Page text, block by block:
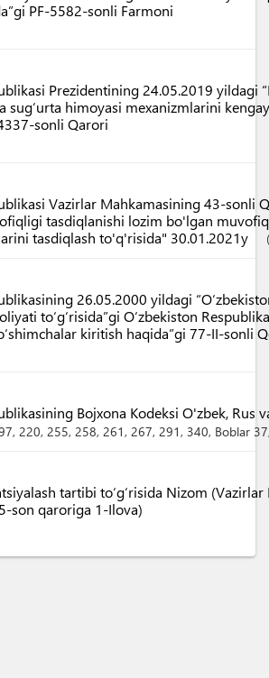
PF-5582-sonli Farmoni
Prezidentining 24.05.2019 yildagi
sug‘urta himoyasi mexanizmlarini
sonli Qarori
Vazirlar Mahkamasining 43-sonli
tasdiqlanishi lozim bo'lgan
tasdiqlash to'q'risida" 30.01.2021y
26.05.2000 yildagi
to‘g‘risida”gi O‘zbekiston
kiritish haqida”gi 77-II-sonli
Bojxona Kodeksi O'zbek, Rus
, 220, 255, 258, 261 , 267, 291 , 340, Boblar 37
tartibi to‘g‘risida Nizom
son qaroriga 1-Ilova)